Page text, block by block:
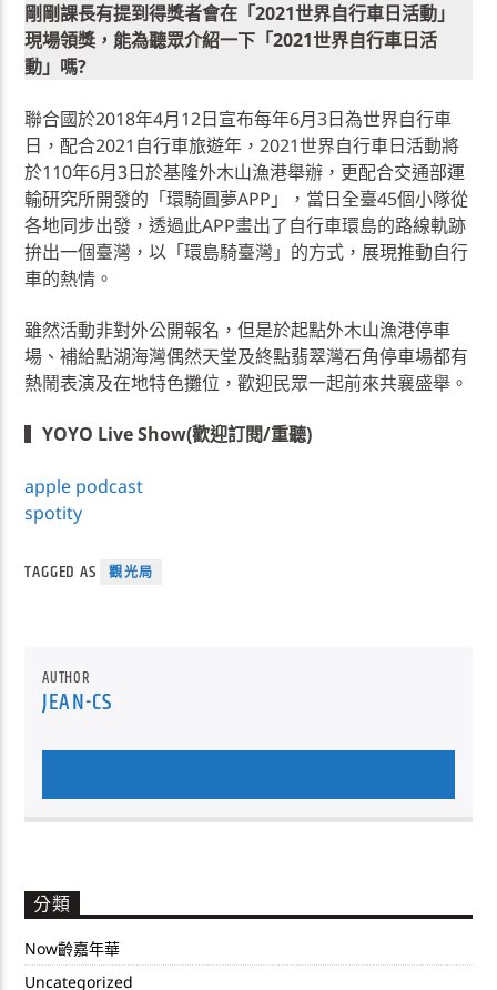
剛剛課長有提到得獎者會在「2021世界自行車日活動」
現場領獎，能為聽眾介紹一下「2021世界自行車日活
動」嗎?
聯合國於2018年4月12日宣布每年6月3日為世界自行車
日，配合2021自行車旅遊年，2021世界自行車日活動將
於110年6月3日於基隆外木山漁港舉辦，更配合交通部運
輸研究所開發的「環騎圓夢APP」，當日全臺45個小隊從
各地同步出發，透過此APP畫出了自行車環島的路線軌跡
拚出一個臺灣，以「環島騎臺灣」的方式，展現推動自行
車的熱情。
雖然活動非對外公開報名，但是於起點外木山漁港停車
場、補給點湖海灣偶然天堂及終點翡翠灣石角停車場都有
熱鬧表演及在地特色攤位，歡迎民眾一起前來共襄盛舉。
▍YOYO Live Show(歡迎訂閱/重聽)
apple podcast
spotity
TAGGED AS 觀光局
AUTHOR
JEAN-CS
分類
Now齡嘉年華
Uncategorized